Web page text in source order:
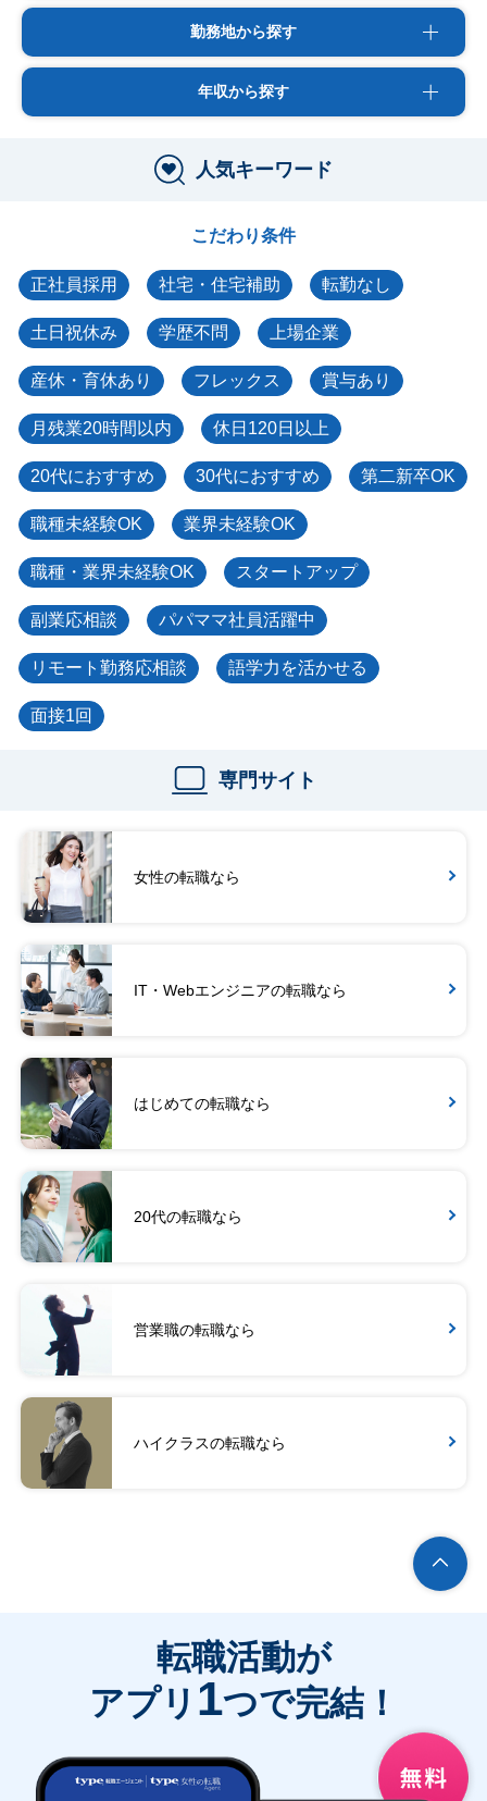
勤務地から探す
年収から探す
人気キーワード
こだわり条件
正社員採用 社宅・住宅補助 転勤なし
土日祝休み 学歴不問 上場企業
産休・育休あり フレックス 賞与あり
月残業20時間以内 休日120日以上
20代におすすめ 30代におすすめ 第二新卒OK
職種未経験OK 業界未経験OK
職種・業界未経験OK スタートアップ
副業応相談 パパママ社員活躍中
リモート勤務応相談 語学力を活かせる
面接1回
専門サイト
女性の転職なら
IT・Webエンジニアの転職なら
はじめての転職なら
20代の転職なら
営業職の転職なら
ハイクラスの転職なら
転職活動が
アプリ 1つで完結！